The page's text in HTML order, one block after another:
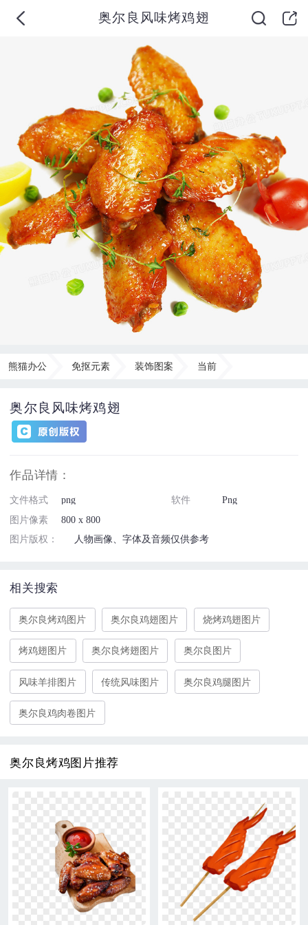
奥尔良风味烤鸡翅
熊猫办公 免抠元素 装饰图案 当前
奥尔良风味烤鸡翅
作品详情：
文件格式 png 软件
Png
图片像素
800 x 800
图片版权：
人物画像、字体及音频仅供参考
相关搜索
奥尔良烤鸡图片 奥尔良鸡翅图片 烧烤鸡翅图片
烤鸡翅图片 奥尔良烤翅图片 奥尔良图片
风味羊排图片 传统风味图片 奥尔良鸡腿图片
奥尔良鸡肉卷图片
奥尔良烤鸡图片推荐